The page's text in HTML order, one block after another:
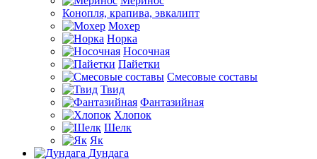
Конопля, крапива, эвкалипт
Мохер
Норка
Носочная
Пайетки
Смесовые составы
Твид
Фантазийная
Хлопок
Шелк
Як
Дундага